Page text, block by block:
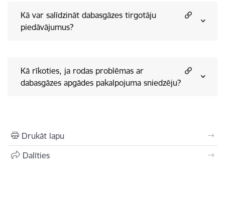
Kā var salīdzināt dabasgāzes tirgotāju
piedāvājumus?
Kā rīkoties, ja rodas problēmas ar
dabasgāzes apgādes pakalpojuma sniedzēju?
Drukāt lapu
Dalīties